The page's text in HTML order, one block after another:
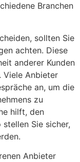
Branchen
sollten Sie
achten. Diese
anderer Kunden
Viele Anbieter
an, um die
zu
hilft, den
Sie sicher,
Anbieter